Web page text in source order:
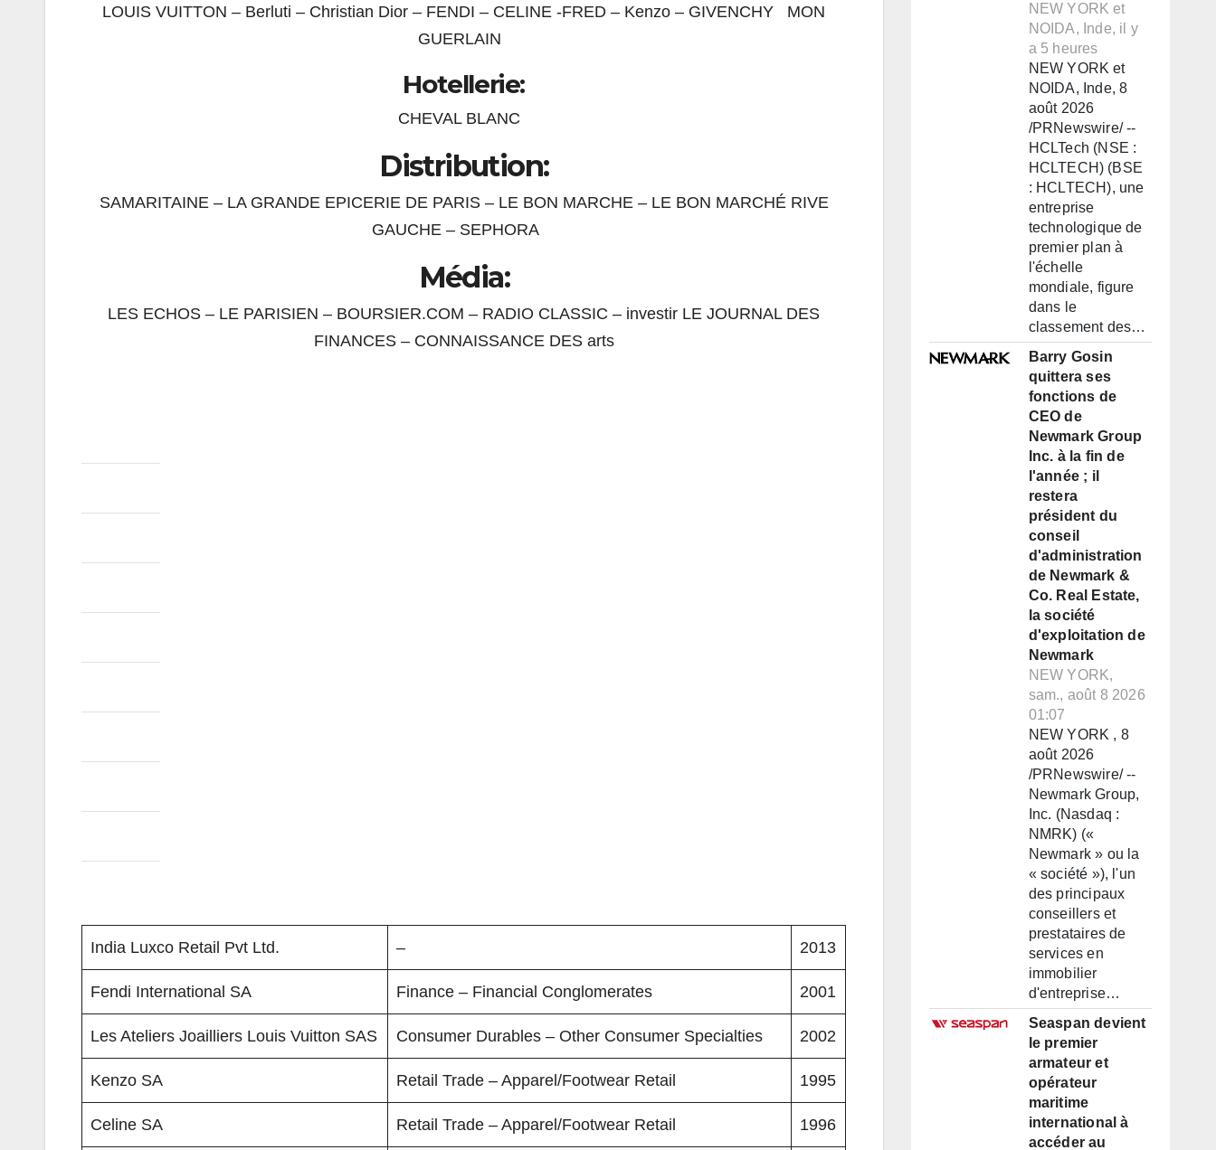
LOUIS VUITTON – Berluti – Christian Dior – FENDI – CELINE -FRED – Kenzo – GIVENCHY MON
GUERLAIN
Hotellerie:
CHEVAL BLANC
Distribution:
SAMARITAINE – LA GRANDE EPICERIE DE PARIS – LE BON MARCHE – LE BON MARCHÉ RIVE
GAUCHE – SEPHORA
Média:
LES ECHOS – LE PARISIEN – BOURSIER.COM – RADIO CLASSIC – investir LE JOURNAL DES
FINANCES – CONNAISSANCE DES arts
India Luxco Retail Pvt Ltd. – 2013
Fendi International SA Finance – Financial Conglomerates 2001
Les Ateliers Joailliers Louis Vuitton SAS Consumer Durables – Other Consumer Specialties 2002
Kenzo SA Retail Trade – Apparel/Footwear Retail 1995
Celine SA Retail Trade – Apparel/Footwear Retail 1996
NEW YORK et
NOIDA, Inde, il y
a 5 heures
NEW YORK et
NOIDA, Inde, 8
août 2026
/PRNewswire/ --
HCLTech (NSE :
HCLTECH) (BSE
: HCLTECH), une
entreprise
technologique de
premier plan à
l'échelle
mondiale, figure
dans le
classement des…
Barry Gosin
quittera ses
fonctions de
CEO de
Newmark Group
Inc. à la fin de
l'année ; il
restera
président du
conseil
d'administration
de Newmark &
Co. Real Estate,
la société
d'exploitation de
Newmark
NEW YORK,
sam., août 8 2026
01:07
NEW YORK , 8
août 2026
/PRNewswire/ --
Newmark Group,
Inc. (Nasdaq :
NMRK) («
Newmark » ou la
« société »), l'un
des principaux
conseillers et
prestataires de
services en
immobilier
d'entreprise…
Seaspan devient
le premier
armateur et
opérateur
maritime
international à
accéder au